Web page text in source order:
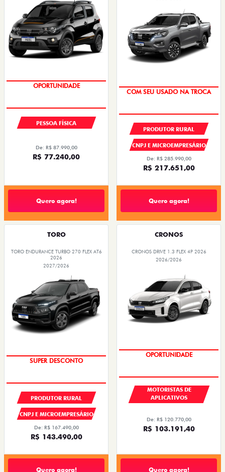
OPORTUNIDADE
PESSOA FÍSICA
De: R$ 87.990,00
R$ 77.240,00
Quero agora!
PRODUTOR RURAL
CNPJ E MICROEMPRESÁRIO
De: R$ 285.990,00
R$ 217.651,00
Quero agora!
TORO
TORO ENDURANCE TURBO 270 FLEX AT6
2026
2027/2026
SUPER DESCONTO
PRODUTOR RURAL
CNPJ E MICROEMPRESÁRIO
De: R$ 167.490,00
R$ 143.490,00
Quero agora!
CRONOS
CRONOS DRIVE 1.3 FLEX 4P 2026
2026/2026
OPORTUNIDADE
MOTORISTAS DE
APLICATIVOS
De: R$ 120.770,00
R$ 103.191,40
Quero agora!